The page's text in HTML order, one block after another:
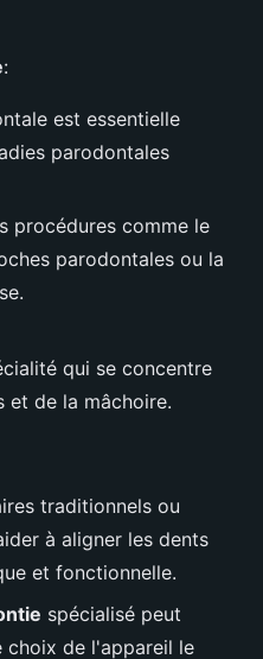
:
est essentielle
parodontales
procédures comme le
parodontales ou la
qui se concentre
et de la mâchoire.
traditionnels ou
à aligner les dents
et fonctionnelle.
spécialisé peut
choix de l'appareil le